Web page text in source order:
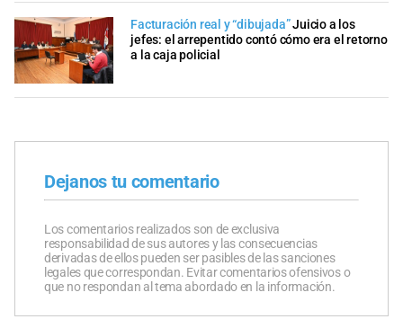
Facturación real y “dibujada”Juicio a los
jefes: el arrepentido contó cómo era el retorno
a la caja policial
Dejanos tu comentario
Los comentarios realizados son de exclusiva
responsabilidad de sus autores y las consecuencias
derivadas de ellos pueden ser pasibles de las sanciones
legales que correspondan. Evitar comentarios ofensivos o
que no respondan al tema abordado en la información.